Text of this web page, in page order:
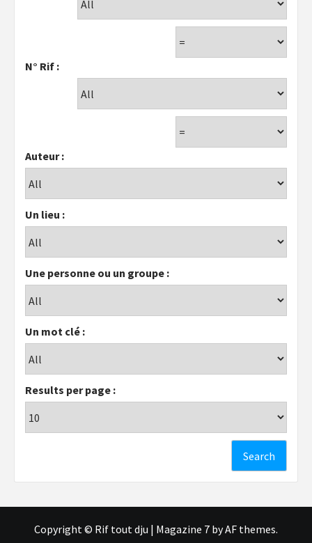
N° Rif :
Auteur :
Un lieu :
Une personne ou un groupe :
Un mot clé :
Results per page :
Copyright © Rif tout dju | Magazine 7 by AF themes.